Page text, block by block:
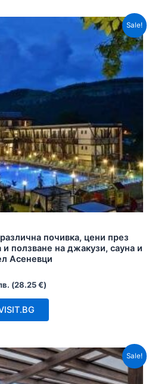
Sale!
почивка, цени през
и ползване на джакузи, сауна и
Асеневци
(28.25€)
Sale!